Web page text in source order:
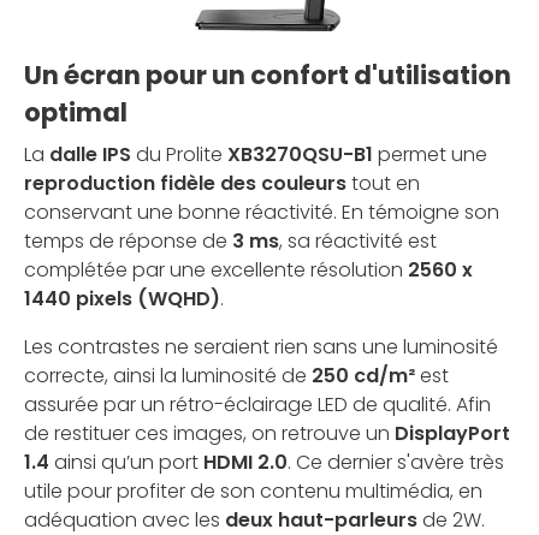
Un écran pour un confort d'utilisation
optimal
La dalle IPS du Prolite XB3270QSU-B1 permet une
reproduction fidèle des couleurstout en
conservant une bonne réactivité. En témoigne son
temps de réponse de 3 ms, sa réactivité est
complétée par une excellente résolution 2560 x
1440 pixels (WQHD).
Les contrastes ne seraient rien sans une luminosité
correcte, ainsi la luminosité de 250 cd/m²est
assurée par un rétro-éclairage LED de qualité. Afin
de restituer ces images, on retrouve un DisplayPort
1.4 ainsi qu’un port HDMI 2.0. Ce dernier s'avère très
utile pour profiter de son contenu multimédia, en
adéquation avec les deux haut-parleursde 2W.